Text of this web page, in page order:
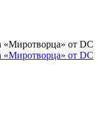
«Миротворца» от DC
«Миротворца» от DC